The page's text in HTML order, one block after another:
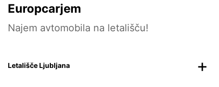
Europcarjem
Najem avtomobila na letališču!
Letališče Ljubljana